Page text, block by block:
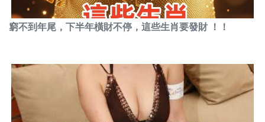
窮不到年尾，下半年橫財不停，這些生肖要發財 ！！